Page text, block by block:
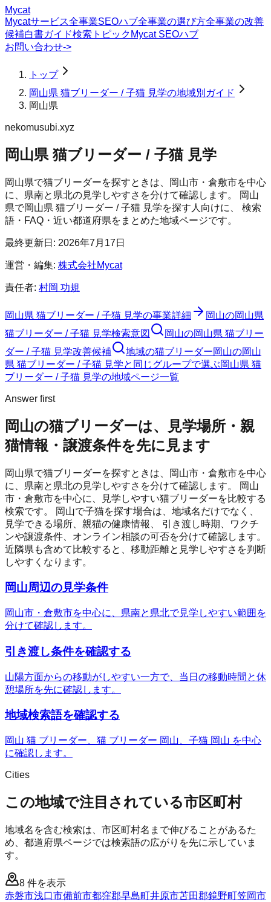
Mycat
Mycatサービス全事業SEOハブ全事業の選び方全事業の改善
候補白書ガイド検索トピック Mycat SEOハブ
お問い合わせ->
トップ
岡山県 猫ブリーダー / 子猫 見学の地域別ガイド
岡山県
nekomusubi.xyz
岡山県 猫ブリーダー / 子猫 見学
岡山県で猫ブリーダーを探すときは、岡山市・倉敷市を中心
に、県南と県北の見学しやすさを分けて確認します。
岡山
県で岡山県 猫ブリーダー / 子猫 見学を探す人向けに、 検索
語・FAQ・近い都道府県をまとめた地域ページです。
最終更新日: 2026年7月17日
運営・編集: 株式会社Mycat
責任者: 村岡 功規
岡山県 猫ブリーダー / 子猫 見学の事業詳細
岡山の岡山県
猫ブリーダー / 子猫 見学検索意図
岡山の岡山県 猫ブリー
ダー / 子猫 見学改善候補
地域の猫ブリーダー岡山の岡山
県 猫ブリーダー / 子猫 見学と同じグループで選ぶ岡山県 猫
ブリーダー / 子猫 見学の地域ページ一覧
Answer first
岡山の猫ブリーダーは、見学場所・親
猫情報・譲渡条件を先に見ます
岡山県で猫ブリーダーを探すときは、岡山市・倉敷市を中心
に、県南と県北の見学しやすさを分けて確認します。
岡山
市・倉敷市を中心に、見学しやすい猫ブリーダーを比較する
検索です。
岡山で子猫を探す場合は、地域名だけでなく、
見学できる場所、親猫の健康情報、 引き渡し時期、ワクチ
ンや譲渡条件、オンライン相談の可否を分けて確認します。
近隣県も含めて比較すると、移動距離と見学しやすさを判断
しやすくなります。
岡山周辺の見学条件
岡山市・倉敷市を中心に、県南と県北で見学しやすい範囲を
分けて確認します。
引き渡し条件を確認する
山陽方面からの移動がしやすい一方で、当日の移動時間と休
憩場所を先に確認します。
地域検索語を確認する
岡山 猫 ブリーダー、猫 ブリーダー 岡山、子猫 岡山 を中心
に確認します。
Cities
この地域で注目されている市区町村
地域名を含む検索は、市区町村名まで伸びることがあるた
め、都道府県ページでは検索語の広がりを先に示していま
す。
8 件を表示
赤磐市浅口市備前市都窪郡早島町井原市苫田郡鏡野町笠岡市